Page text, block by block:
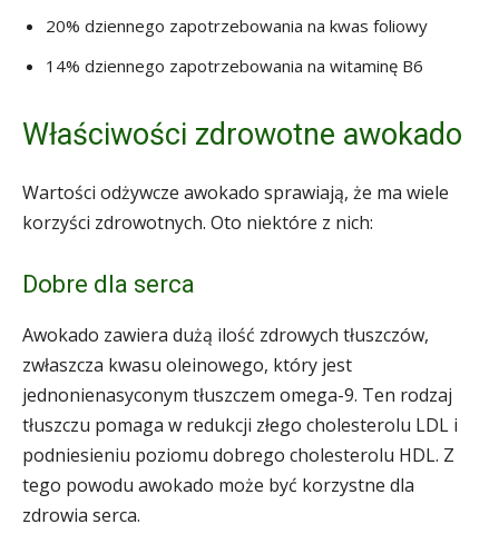
20% dziennego zapotrzebowania na kwas foliowy
14% dziennego zapotrzebowania na witaminę B6
Właściwości zdrowotne awokado
Wartości odżywcze awokado sprawiają, że ma wiele
korzyści zdrowotnych. Oto niektóre z nich:
Dobre dla serca
Awokado zawiera dużą ilość zdrowych tłuszczów,
zwłaszcza kwasu oleinowego, który jest
jednonienasyconym tłuszczem omega-9. Ten rodzaj
tłuszczu pomaga w redukcji złego cholesterolu LDL i
podniesieniu poziomu dobrego cholesterolu HDL. Z
tego powodu awokado może być korzystne dla
zdrowia serca.